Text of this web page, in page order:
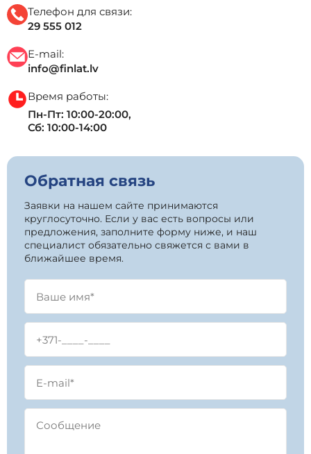
29 555 012
Телефон для связи:
info@finlat.lv
E-mail:
Пн-Пт: 10:00-20:00,
Сб: 10:00-14:00
Время работы:
Обратная связь
Заявки на нашем сайте принимаются
круглосуточно. Если у вас есть вопросы или
предложения, заполните форму ниже, и наш
специалист обязательно свяжется с вами в
ближайшее время.